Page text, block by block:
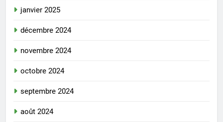
janvier 2025
décembre 2024
novembre 2024
octobre 2024
septembre 2024
août 2024